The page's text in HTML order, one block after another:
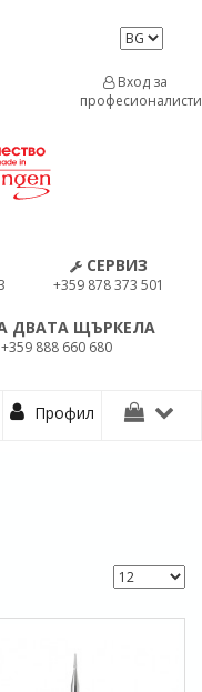
СЕРВИЗ
+359 878 373 501
ДВАТА ЩЪРКЕЛА
+359 888 660 680
Вход за
професионалисти
Профил